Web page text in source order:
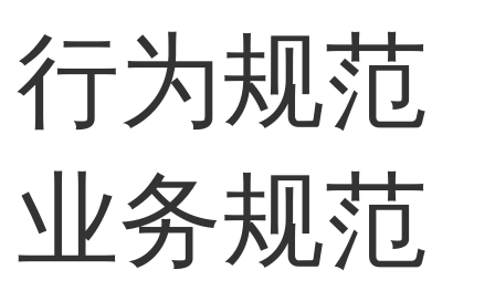
行为规范
业务规范